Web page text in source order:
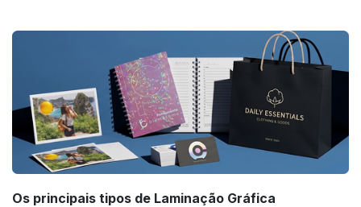
Os principais tipos de Laminação Gráfica